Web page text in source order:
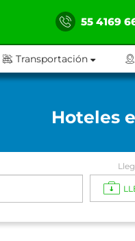
55 4169
Transportación
Hoteles